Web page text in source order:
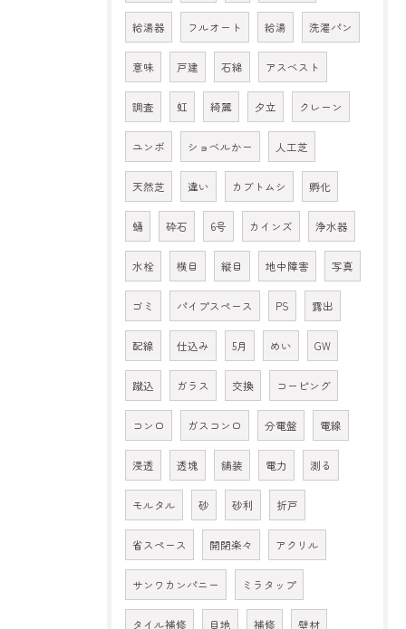
給湯器 フルオート 給湯 洗濯パン
意味 戸建 石綿 アスベスト
調査 虹 綺麗 夕立 クレーン
ユンボ ショベルかー 人工芝
天然芝 違い カブトムシ 孵化
蛹 砕石 6号 カインズ 浄水器
水栓 横目 縦目 地中障害 写真
ゴミ パイプスペース PS 露出
配線 仕込み 5月 めい GW
蹴込 ガラス 交換 コーピング
コンロ ガスコンロ 分電盤 電線
浸透 透塊 舗装 電力 測る
モルタル 砂 砂利 折戸
省スペース 開閉楽々 アクリル
サンワカンパニー ミラタップ
タイル補修 目地 補修 壁材